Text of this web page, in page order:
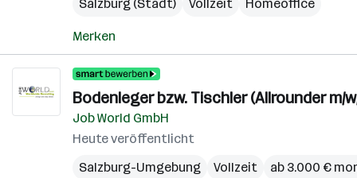
Salzburg (Stadt)
Vollzeit Homeoffice
Merken
Bodenleger bzw. Tischler (Allrounder
Job World GmbH
Heute veröffentlicht
Salzburg-Umgebung
Vollzeit ab 3.000 €